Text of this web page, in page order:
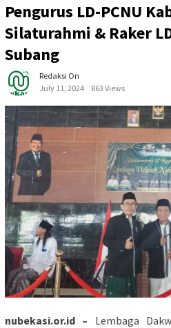
Pengurus LD-PCNU
Silaturahmi & Raker
Subang
Redaksi On
July 11, 2024
863 Views
nubekasi.or.id – Lembaga